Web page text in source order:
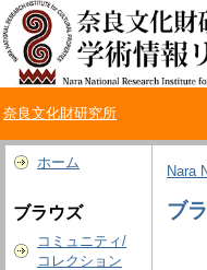
奈良文化財研究所
ホーム
ブラウズ
コミュニティ/
コレクション
Nara
ブ